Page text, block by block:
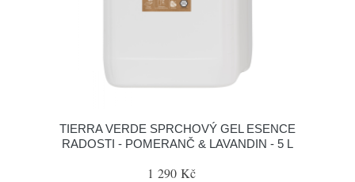
TIERRA VERDE SPRCHOVÝ GEL ESENCE
RADOSTI - POMERANČ & LAVANDIN - 5 L
1 290 Kč